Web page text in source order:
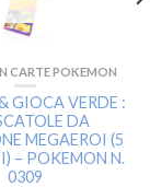
CARTE POKEMON
GIOCA VERDE :
DA
MEGAEROI (5
– POKEMON N.
0309